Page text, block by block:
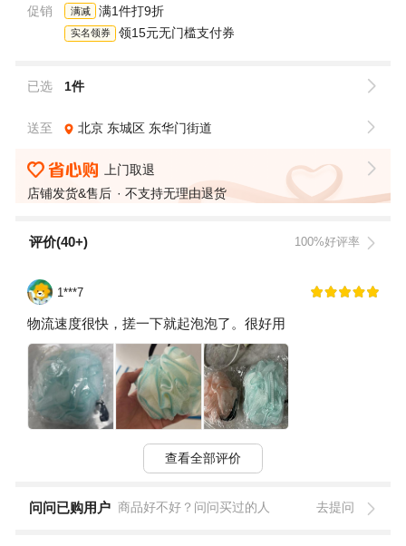
促销 满减 满1件打9折
实名领券 领15元无门槛支付券
已选 1件
送至 北京 东城区 东华门街道
上门取退
店铺发货&售后
不支持无理由退货
评价(40+) 100%好评率
1***7
物流速度很快，搓一下就起泡泡了。很好用
查看全部评价
问问已购用户 商品好不好？问问买过的人 去提问